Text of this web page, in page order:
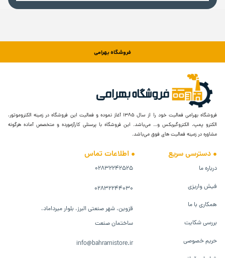
فروشگاه بهرامی
فروشگاه بهرامی فعالیت خود را از سال ۱۳۸۵ آغاز نموده و فعالیت این فروشگاه در زمینه الکتروموتور،
الکترو پمپ، الکتروگیربکس و… می‌باشد. این فروشگاه با پرسنلی کارآزمورده و متخصص آماده هرگونه
مشاوره در زمینه فعالیت های فوق می‌باشد.
دسترسی سریع
درباره ما
فیش واریزی
همکاری با ما
بررسی شکایت
حریم خصوصی
اطلاعات تماس
۰۲۸۳۲۲۴۲۵۲۵
۰۲۸۳۲۲۴۴۰۳۰
قزوین، شهر صنعتی البرز، بلوار میرداماد،
ساختمان صنعت
info@bahramistore.ir